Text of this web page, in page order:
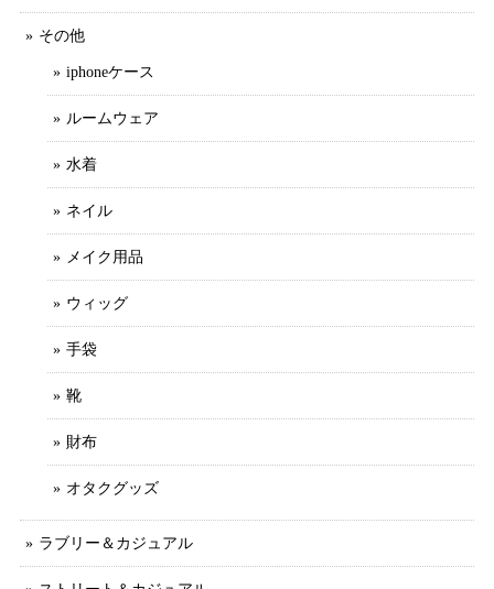
その他
iphoneケース
ルームウェア
水着
ネイル
メイク用品
ウィッグ
手袋
靴
財布
オタクグッズ
ラブリー＆カジュアル